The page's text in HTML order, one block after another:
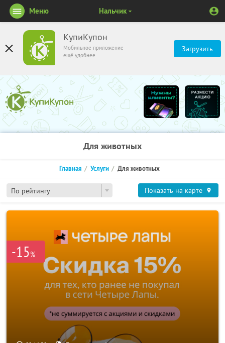
КупиКупон
Мобильное приложение
ещё удобнее
Загрузить
Меню Нальчик
Для животных
По рейтингу
Главная Услуги Для животных
Показать на карте
-15%